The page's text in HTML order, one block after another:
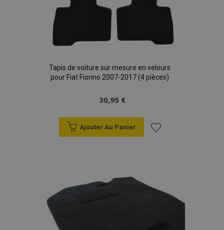
Tapis de voiture sur mesure en velours
pour Fiat Fiorino 2007-2017 (4 pièces)
30,95 €
Ajouter Au Panier
liste
d'achats